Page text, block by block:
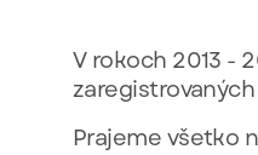
V rokoch 2013 -
zaregistrovaných
Prajeme všetko